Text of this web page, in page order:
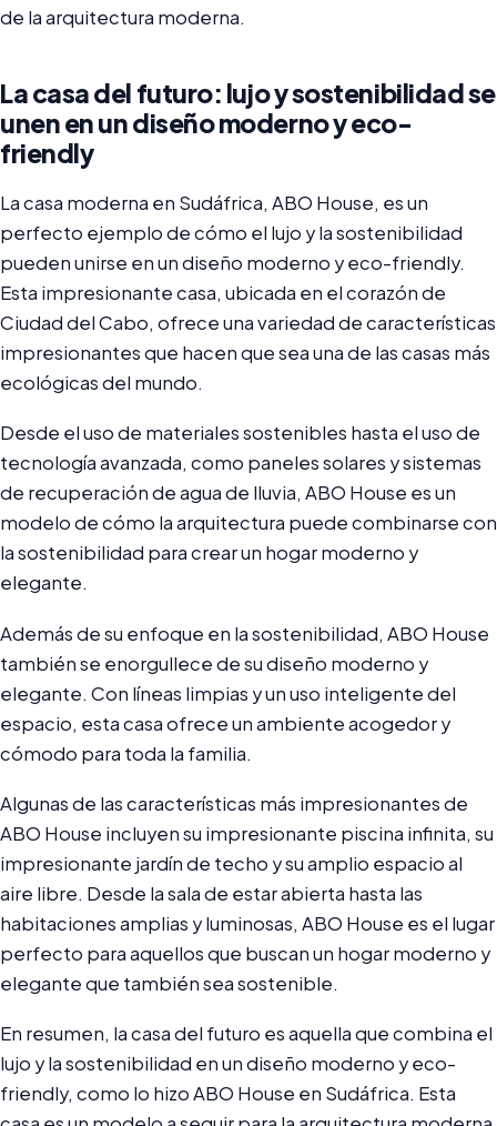
de la arquitectura moderna.
La casa del futuro: lujo y sostenibilidad se
unen en un diseño moderno y eco-
friendly
La casa moderna en Sudáfrica, ABO House, es un
perfecto ejemplo de cómo el lujo y la sostenibilidad
pueden unirse en un diseño moderno y eco-friendly.
Esta impresionante casa, ubicada en el corazón de
Ciudad del Cabo, ofrece una variedad de características
impresionantes que hacen que sea una de las casas más
ecológicas del mundo.
Desde el uso de materiales sostenibles hasta el uso de
tecnología avanzada, como paneles solares y sistemas
de recuperación de agua de lluvia, ABO House es un
modelo de cómo la arquitectura puede combinarse con
la sostenibilidad para crear un hogar moderno y
elegante.
Además de su enfoque en la sostenibilidad, ABO House
también se enorgullece de su diseño moderno y
elegante. Con líneas limpias y un uso inteligente del
espacio, esta casa ofrece un ambiente acogedor y
cómodo para toda la familia.
Algunas de las características más impresionantes de
ABO House incluyen su impresionante piscina infinita, su
impresionante jardín de techo y su amplio espacio al
aire libre. Desde la sala de estar abierta hasta las
habitaciones amplias y luminosas, ABO House es el lugar
perfecto para aquellos que buscan un hogar moderno y
elegante que también sea sostenible.
En resumen, la casa del futuro es aquella que combina el
lujo y la sostenibilidad en un diseño moderno y eco-
friendly, como lo hizo ABO House en Sudáfrica. Esta